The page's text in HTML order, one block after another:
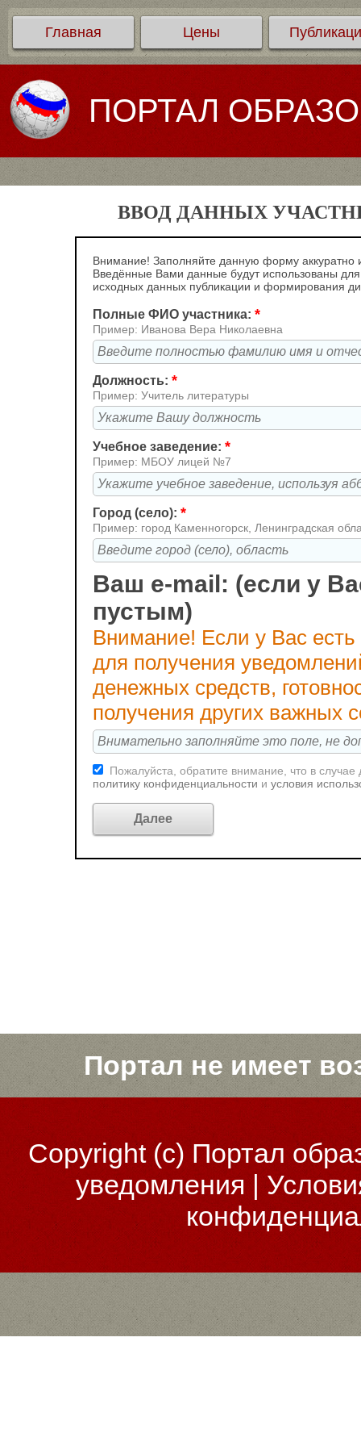
Главная Цены
ПОРТАЛ
ВВОД ДАННЫХ
Внимание! Заполняйте данную форму аккуратно
Введённые Вами данные будут использованы
исходных данных публикации и формирования
Полные ФИО участника: *
Пример: Иванова Вера Николаевна
Должность: *
Пример: Учитель литературы
Учебное заведение: *
Пример: МБОУ лицей №7
Город (село): *
Пример: город Каменногорск, Ленинградская
Ваш e-mail: (если у
пустым)
Внимание! Если у Вас
для получения
денежных средств,
получения других важных
Пожалуйста, обратите внимание, что в
политику конфиденциальности и условия
Портал не имеет
Copyright (c)Портал
уведомления |